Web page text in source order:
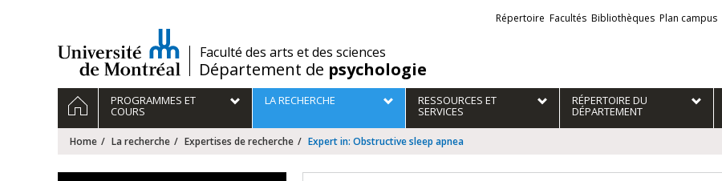
/Faculté des arts et des sciences
Département de psychologie
Liens
externes
Répertoire Facultés Bibliothèques Plan campus
Navigation
principale
HOMEPROGRAMMES ET
COURS
LA RECHERCHE RESSOURCES ET
SERVICES
RÉPERTOIRE DU
DÉPARTEMENT
Home La recherche Expertises de recherche Expert in: Obstructive sleep apnea